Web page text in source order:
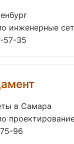
инженерные
57-35
в Самара
96